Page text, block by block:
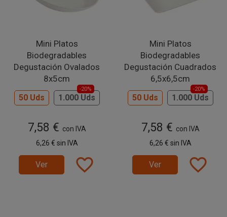
Mini Platos
Biodegradables
Degustación Ovalados
8x5cm
50 Uds 1.000 Uds
-20%
7,58 € con IVA
6,26 € sin IVA
Ver favorite_border
Mini Platos
Biodegradables
Degustación Cuadrados
6,5x6,5cm
50 Uds 1.000 Uds
-20%
7,58 € con IVA
6,26 € sin IVA
Ver favorite_border